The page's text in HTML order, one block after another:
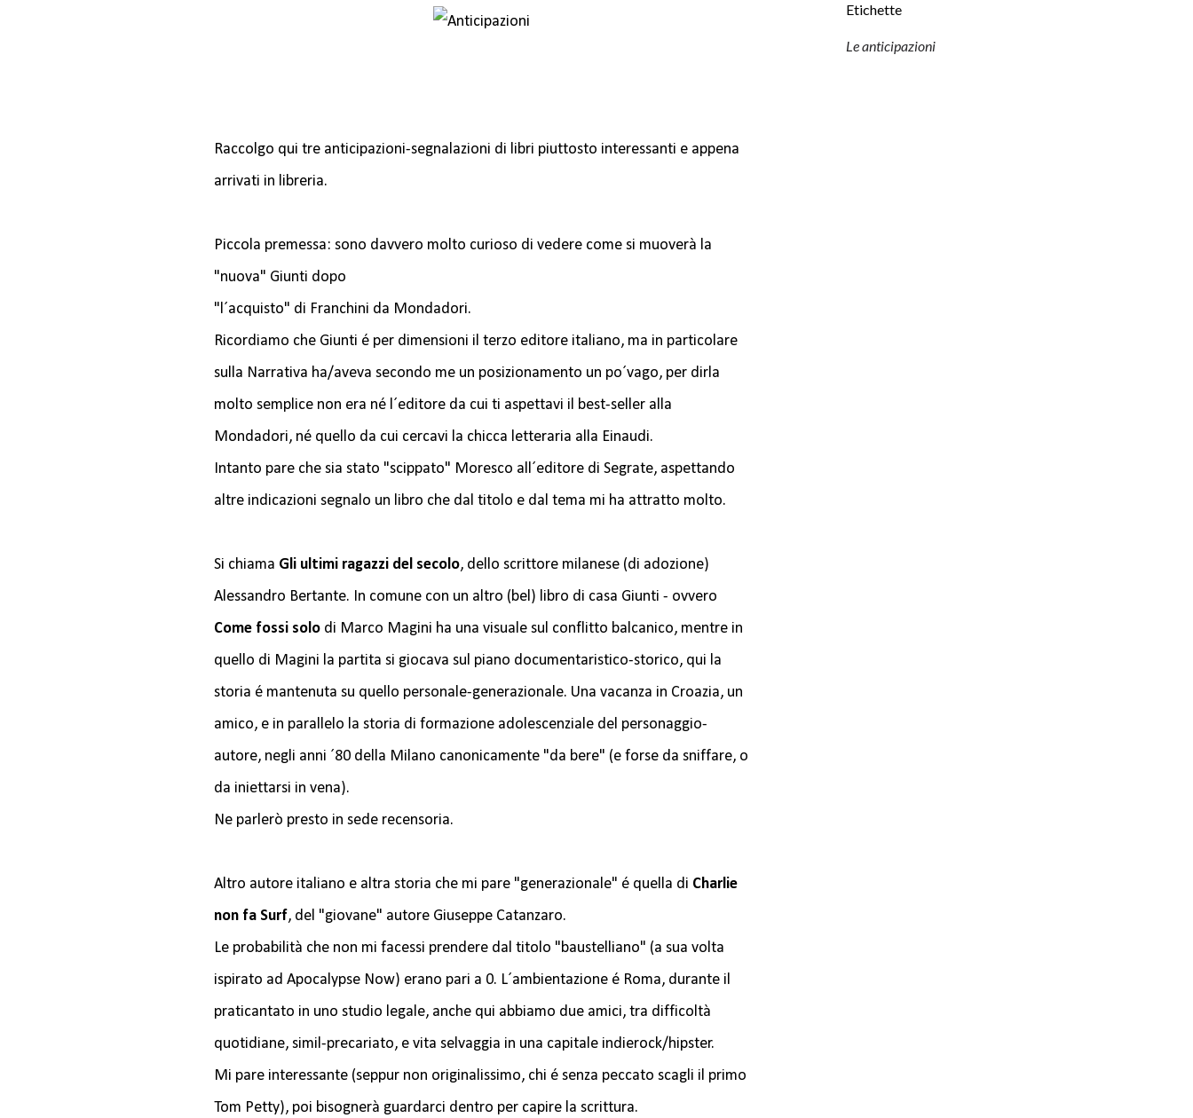
Raccolgo qui tre anticipazioni-segnalazioni di libri piuttosto interessanti e appena
arrivati in libreria.
Piccola premessa: sono davvero molto curioso di vedere come si muoverà la
"nuova" Giunti dopo
"l´acquisto" di Franchini da Mondadori.
Ricordiamo che Giunti é per dimensioni il terzo editore italiano, ma in particolare
sulla Narrativa ha/aveva secondo me un posizionamento un po´vago, per dirla
molto semplice non era né l´editore da cui ti aspettavi il best-seller alla
Mondadori, né quello da cui cercavi la chicca letteraria alla Einaudi.
Intanto pare che sia stato "scippato" Moresco all´editore di Segrate, aspettando
altre indicazioni segnalo un libro che dal titolo e dal tema mi ha attratto molto.
Si chiama Gli ultimi ragazzi del secolo, dello scrittore milanese (di adozione)
Alessandro Bertante. In comune con un altro (bel) libro di casa Giunti - ovvero
Come fossi solo di Marco Magini ha una visuale sul conflitto balcanico, mentre in
quello di Magini la partita si giocava sul piano documentaristico-storico, qui la
storia é mantenuta su quello personale-generazionale. Una vacanza in Croazia, un
amico, e in parallelo la storia di formazione adolescenziale del personaggio-
autore, negli anni ´80 della Milano canonicamente "da bere" (e forse da sniffare, o
da iniettarsi in vena).
Ne parlerò presto in sede recensoria.
Altro autore italiano e altra storia che mi pare "generazionale" é quella di Charlie
non fa Surf, del "giovane" autore Giuseppe Catanzaro.
Le probabilità che non mi facessi prendere dal titolo "baustelliano" (a sua volta
ispirato ad Apocalypse Now) erano pari a 0. L´ambientazione é Roma, durante il
praticantato in uno studio legale, anche qui abbiamo due amici, tra difficoltà
quotidiane, simil-precariato, e vita selvaggia in una capitale indierock/hipster.
Mi pare interessante (seppur non originalissimo, chi é senza peccato scagli il primo
Tom Petty), poi bisognerà guardarci dentro per capire la scrittura.
Etichette
Le anticipazioni